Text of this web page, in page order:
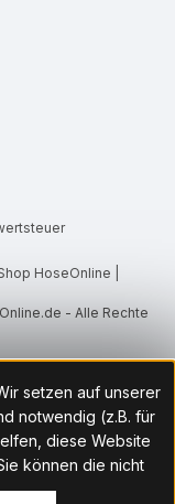
HoseOnline |
- Alle Rechte
setzen auf unserer
notwendig (z.B. für
diese Website
können die nicht
oder per